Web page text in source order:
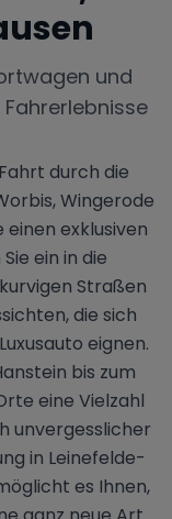
und
durch die
Wingerode
einen exklusiven
ein in die
Straßen
die sich
eignen.
bis zum
eine Vielzahl
unvergesslicher
in Leinefelde-
es Ihnen,